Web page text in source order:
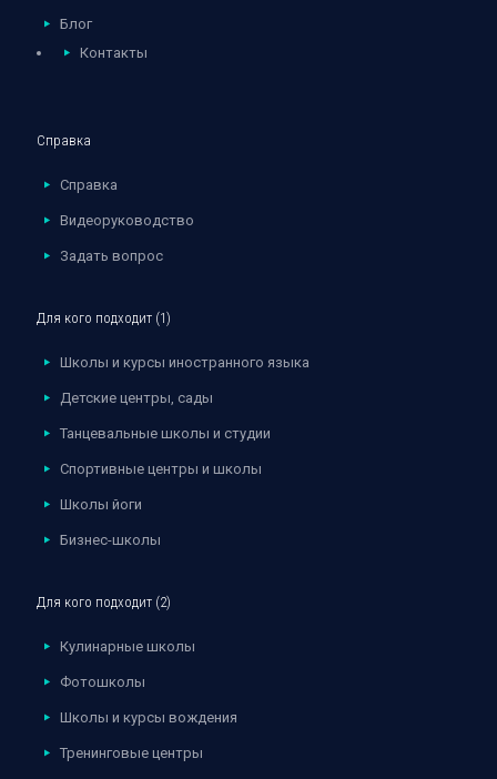
Блог
Контакты
Справка
Справка
Видеоруководство
Задать вопрос
Для кого подходит (1)
Школы и курсы иностранного языка
Детские центры, сады
Танцевальные школы и студии
Спортивные центры и школы
Школы йоги
Бизнес-школы
Для кого подходит (2)
Кулинарные школы
Фотошколы
Школы и курсы вождения
Тренинговые центры